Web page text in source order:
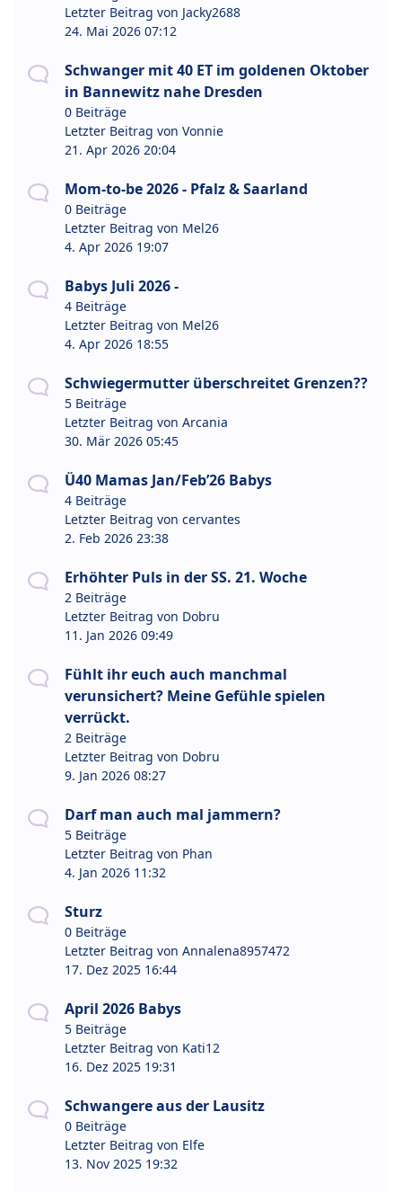
Letzter Beitrag von Jacky2688
24. Mai 2026 07:12
Schwanger mit 40 ET im goldenen Oktober
in Bannewitz nahe Dresden
0 Beiträge
Letzter Beitrag von Vonnie
21. Apr 2026 20:04
Mom-to-be 2026 - Pfalz & Saarland
0 Beiträge
Letzter Beitrag von Mel26
4. Apr 2026 19:07
Babys Juli 2026 -
4 Beiträge
Letzter Beitrag von Mel26
4. Apr 2026 18:55
Schwiegermutter überschreitet Grenzen??
5 Beiträge
Letzter Beitrag von Arcania
30. Mär 2026 05:45
Ü40 Mamas Jan/Feb’26 Babys
4 Beiträge
Letzter Beitrag von cervantes
2. Feb 2026 23:38
Erhöhter Puls in der SS. 21. Woche
2 Beiträge
Letzter Beitrag von Dobru
11. Jan 2026 09:49
Fühlt ihr euch auch manchmal
verunsichert? Meine Gefühle spielen
verrückt.
2 Beiträge
Letzter Beitrag von Dobru
9. Jan 2026 08:27
Darf man auch mal jammern?
5 Beiträge
Letzter Beitrag von Phan
4. Jan 2026 11:32
Sturz
0 Beiträge
Letzter Beitrag von Annalena8957472
17. Dez 2025 16:44
April 2026 Babys
5 Beiträge
Letzter Beitrag von Kati12
16. Dez 2025 19:31
Schwangere aus der Lausitz
0 Beiträge
Letzter Beitrag von Elfe
13. Nov 2025 19:32